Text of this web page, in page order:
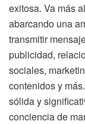
exitosa. Va más
abarcando una
transmitir
publicidad,
sociales,
contenidos y
sólida y
conciencia de